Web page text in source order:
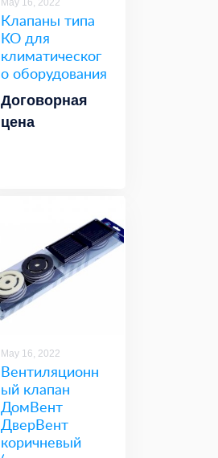
May 16, 2022
Клапаны типа
КО для
климатическог
о оборудования
Договорная
цена
May 16, 2022
Вентиляционн
ый клапан
ДомВент
ДверВент
коричневый